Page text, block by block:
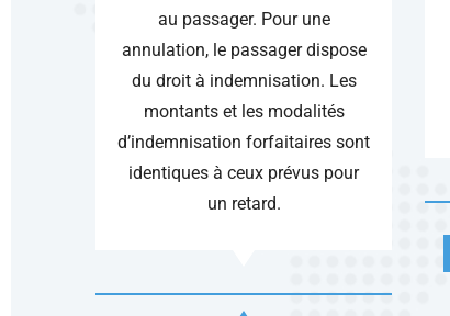
au passager. Pour une
annulation, le passager dispose
du droit à indemnisation. Les
montants et les modalités
d’indemnisation forfaitaires sont
identiques à ceux prévus pour
un retard.